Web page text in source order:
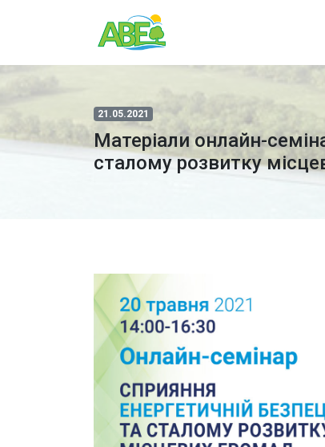
21.05.2021
Матеріали онлайн-
сталому розвитку